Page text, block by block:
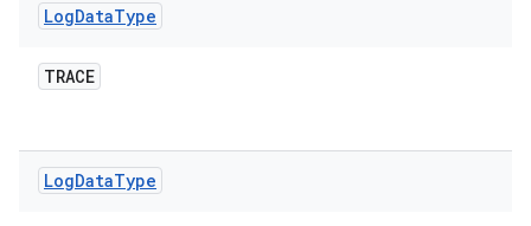
LogDataType
TRACE
LogDataType